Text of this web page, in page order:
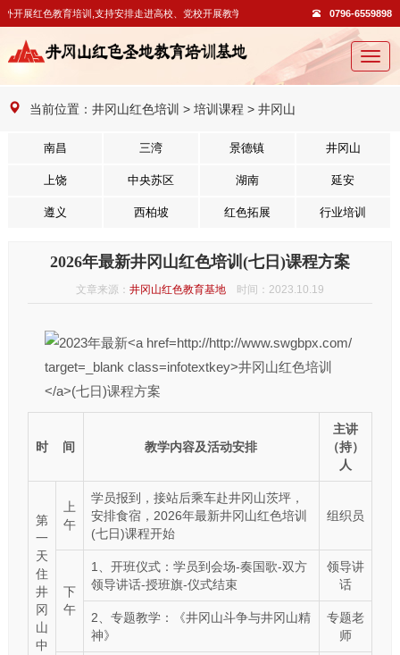
展红色教育培训,支持安排走进高校、党校开展教学活动。 0796-6559898
切
换
当前位置： 井冈山红色培训 > 培训课程 > 井冈山
南昌 三湾 景德镇 井冈山
上饶 中央苏区 湖南 延安
遵义 西柏坡 红色拓展 行业培训
2026年最新井冈山红色培训(七日)课程方案
文章来源： 井冈山红色教育基地 时间：2023.10.19
时 间 教学内容及活动安排
主讲
（持）
人
第
一
天
住
井
冈
山
中
上
午
学员报到，接站后乘车赴井冈山茨坪，
安排食宿，2026年最新井冈山红色培训
(七日)课程开始
组织员
下
午
1、开班仪式：学员到会场-奏国歌-双方
领导讲话-授班旗-仪式结束
领导讲
话
2、专题教学：《井冈山斗争与井冈山精
神》
专题老
师